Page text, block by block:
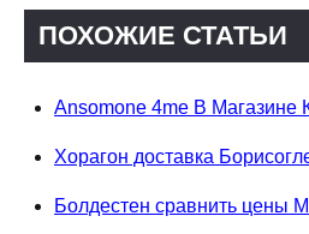
ПОХОЖИЕ СТАТЬИ
Ansomone 4me В Магазине
Хорагон доставка
Болдестен сравнить цены